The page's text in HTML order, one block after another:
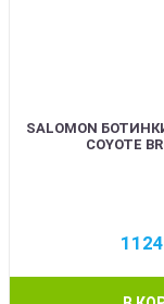
SALOMON
COYOTE